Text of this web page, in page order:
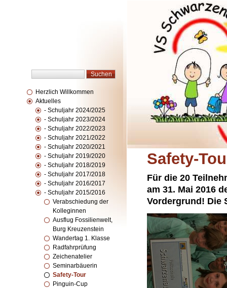
Herzlich Willkommen
Aktuelles
- Schuljahr 2024/2025
- Schuljahr 2023/2024
- Schuljahr 2022/2023
- Schuljahr 2021/2022
- Schuljahr 2020/2021
- Schuljahr 2019/2020
- Schuljahr 2018/2019
- Schuljahr 2017/2018
- Schuljahr 2016/2017
- Schuljahr 2015/2016
Verabschiedung der
Kolleginnen
Ausflug Fossilienwelt,
Burg Kreuzenstein
Wandertag 1. Klasse
Radfahrprüfung
Zeichenatelier
Seminarbäuerin
Safety-Tour
Pinguin-Cup
Safety-
Für die 20
am 31. Mai 2016
Vordergrund! Die